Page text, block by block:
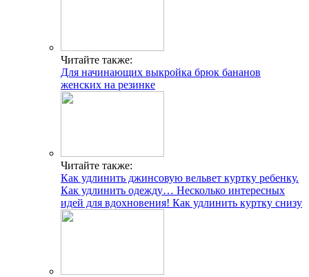
Читайте также:
Для начинающих выкройка брюк бананов
женских на резинке
Читайте также:
Как удлинить джинсовую вельвет куртку ребенку.
Как удлинить одежду… Несколько интересных
идей для вдохновения! Как удлинить куртку снизу